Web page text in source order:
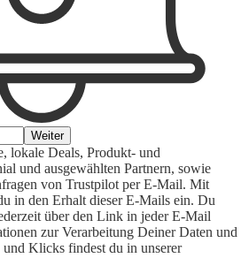
Weiter
lokale Deals, Produkt- und
und ausgewählten Partnern, sowie
von Trustpilot per E-Mail. Mit
in den Erhalt dieser E-Mails ein. Du
über den Link in jeder E-Mail
zur Verarbeitung Deiner Daten und
Klicks findest du in unserer